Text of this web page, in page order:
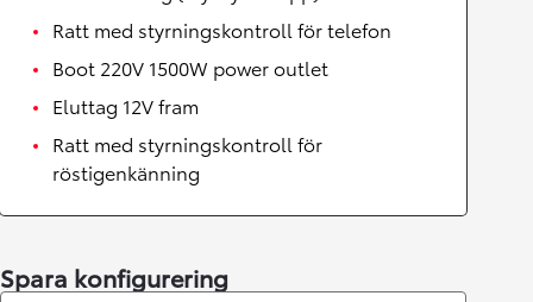
Ratt med styrningskontroll för telefon
Boot 220V 1500W power outlet
Eluttag 12V fram
Ratt med styrningskontroll för
röstigenkänning
Spara konfigurering